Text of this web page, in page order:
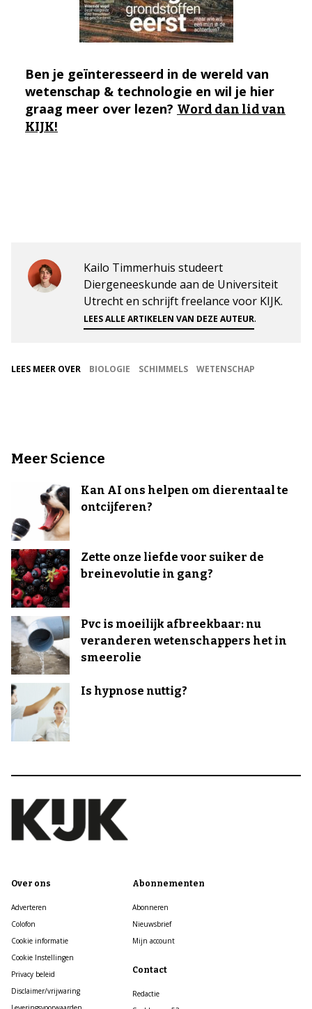
Ben je geïnteresseerd in de wereld van
wetenschap & technologie en wil je hier
graag meer over lezen? Word dan lid van
KIJK!
Kailo Timmerhuis studeert
Diergeneeskunde aan de Universiteit
Utrecht en schrijft freelance voor KIJK.
LEES ALLE ARTIKELEN VAN DEZE AUTEUR.
LEES MEER OVER BIOLOGIE SCHIMMELS WETENSCHAP
Meer Science
Kan AI ons helpen om dierentaal te
ontcijferen?
Zette onze liefde voor suiker de
breinevolutie in gang?
Pvc is moeilijk afbreekbaar: nu
veranderen wetenschappers het in
smeerolie
Is hypnose nuttig?
Over ons
Adverteren
Colofon
Cookie informatie
Cookie Instellingen
Privacy beleid
Disclaimer/vrijwaring
Abonnementen
Abonneren
Nieuwsbrief
Mijn account
Contact
Redactie